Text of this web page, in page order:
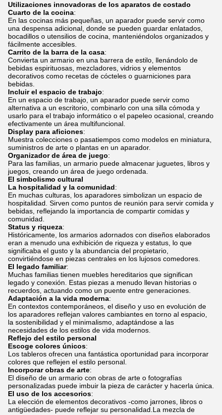
Utilizaciones innovadoras de los aparatos de costado
Cuarto de la cocina:
En las cocinas más pequeñas, un aparador puede servir como
una despensa adicional, donde se pueden guardar enlatados,
bocadillos o utensilios de cocina, manteniéndolos organizados y
fácilmente accesibles.
Carrito de la barra de la casa:
Convierta un armario en una barrera de estilo, llenándolo de
bebidas espirituosas, mezcladores, vidrios y elementos
decorativos como recetas de cócteles o guarniciones para
bebidas.
Incluir el espacio de trabajo:
En un espacio de trabajo, un aparador puede servir como
alternativa a un escritorio, combinarlo con una silla cómoda y
usarlo para el trabajo informático o el papeleo ocasional, creando
efectivamente un área multifuncional.
Display para aficiones:
Muestra colecciones o pasatiempos como modelos en miniatura,
suministros de arte o plantas en un aparador.
Organizador de área de juego:
Para las familias, un armario puede almacenar juguetes, libros y
juegos, creando un área de juego ordenada.
El simbolismo cultural
La hospitalidad y la comunidad:
En muchas culturas, los aparadores simbolizan un espacio de
hospitalidad. Sirven como puntos de reunión para servir comida y
bebidas, reflejando la importancia de compartir comidas y
comunidad.
Status y riqueza:
Históricamente, los armarios adornados con diseños elaborados
eran a menudo una exhibición de riqueza y estatus, lo que
significaba el gusto y la abundancia del propietario,
convirtiéndose en piezas centrales en los lujosos comedores.
El legado familiar:
Muchas familias tienen muebles hereditarios que significan
legado y conexión. Estas piezas a menudo llevan historias o
recuerdos, actuando como un puente entre generaciones.
Adaptación a la vida moderna:
En contextos contemporáneos, el diseño y uso en evolución de
los aparadores reflejan valores cambiantes en torno al espacio,
la sostenibilidad y el minimalismo, adaptándose a las
necesidades de los estilos de vida modernos.
Reflejo del estilo personal
Escoge colores únicos:
Los tableros ofrecen una fantástica oportunidad para incorporar
colores que reflejen el estilo personal.
Incorporar obras de arte:
El diseño de un armario con obras de arte o fotografías
personalizadas puede imbuir la pieza de carácter y hacerla única.
El uso de los accesorios:
La elección de elementos decorativos -como jarrones, libros o
antigüedades- puede reflejar su personalidad.La mezcla de